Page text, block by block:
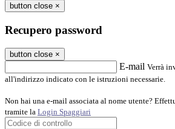
button close ×
Recupero password
button close ×
E-mail Verrà
all'indirizzo indicato con le istruzioni necessarie.
Non hai una e-mail associata al nome utente?
tramite la Login Spaggiari